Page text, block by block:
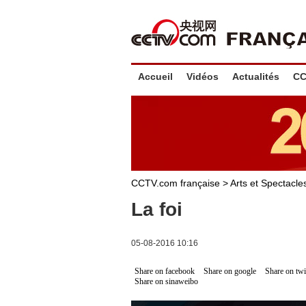
Accueil Vidéos Actualités
CCTV.com française >Arts et
La foi
05-08-2016 10:16
Share on facebook Share on google
Share on
Share on sinaweibo